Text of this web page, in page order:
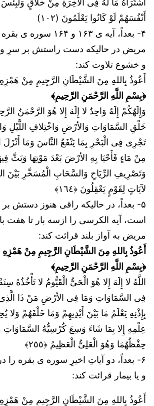
اشْتَرَاهُ مَا لَهُ فِی الآخِرَةِ مِنْ خَلاقٍ
أَنْفُسَهُمْ لَوْ کَانُوا یَعْلَمُونَ (۱۰۲)
۴- بعداً، آیه ی ۱۶۳ و ۱۶۴
مریض در حالیکه دست راستش بر سرِ
و خشوع تلاوت کند:
أَعُوذُ بِاللهِ مِنَ الشَّيْطَانِ الرَّجِيمِ مِنْ
﴿بِسْمِ اللَّهِ الرَّحْمَنِ الرَّحِيمِ﴾
خَلْقِ السَّمَاوَاتِ وَالأرْضِ وَاخْتِلافِ اللَّیْلِ
تَجْرِی فِی الْبَحْرِ بِمَا یَنْفَعُ النَّاسَ وَمَا أَنْزَلَ
مِنْ مَاءٍ فَأَحْیَا بِهِ الأرْضَ بَعْدَ مَوْتِهَا وَبَثَّ
وَتَصْرِیفِ الرِّیَاحِ وَالسَّحَابِ الْمُسَخَّرِ بَیْنَ
لآیَاتٍ لِقَوْمٍ یَعْقِلُونَ ﴿١٦٤﴾
۵- بعداً، در حالیکه راقی هنوز دستش
است، آیه الکرسی را ازسه بار تا هفت
مریض به آواز بلند قرائت کند:
أَعُوذُ بِاللهِ مِنَ الشَّيْطَانِ الرَّجِيمِ مِنْ هَمْزِهِ
﴿بِسْمِ اللَّهِ الرَّحْمَنِ الرَّحِيمِ﴾
اللَّهُ لا إِلَهَ إِلا هُوَ الْحَیُّ الْقَیُّومُ لا تَأْخُذُهُ
فِی السَّمَاوَاتِ وَمَا فِی الأرْضِ مَنْ ذَا الَّذِی
بِإِذْنِهِ یَعْلَمُ مَا بَیْنَ أَیْدِیهِمْ وَمَا خَلْفَهُمْ
عِلْمِهِ إِلا بِمَا شَاءَ وَسِعَ کُرْسِیُّهُ السَّمَاوَاتِ
حِفْظُهُمَا وَهُوَ الْعَلِیُّ الْعَظِیمُ ﴿٢٥٥﴾
۶- بعداً، دو آیاتِ اخیرِ سوره ی بقره
و یا بیمار قرائت کند:
أَعُوذُ بِاللهِ مِنَ الشَّيْطَانِ الرَّجِيمِ مِنْ